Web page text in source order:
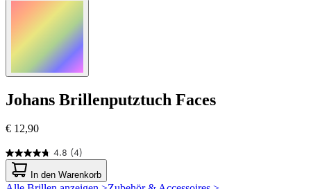
Johans Brillenputztuch Faces
€ 12,90
4.8 (4)
4.8
von
5
In den Warenkorb